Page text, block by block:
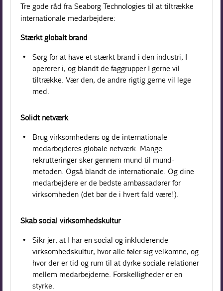
Tre gode råd fra Seaborg Technologies til at tiltrække
internationale medarbejdere:
Stærkt globalt brand
Sørg for at have et stærkt brand i den industri, I
opererer i, og blandt de faggrupper I gerne vil
tiltrække. Vær den, de andre rigtig gerne vil lege
med.
Solidt netværk
Brug virksomhedens og de internationale
medarbejderes globale netværk. Mange
rekrutteringer sker gennem mund til mund-
metoden. Også blandt de internationale. Og dine
medarbejdere er de bedste ambassadører for
virksomheden (det bør de i hvert fald være!).
Skab social virksomhedskultur
Sikr jer, at I har en social og inkluderende
virksomhedskultur, hvor alle føler sig velkomne, og
hvor der er tid og rum til at dyrke sociale relationer
mellem medarbejderne. Forskelligheder er en
styrke.